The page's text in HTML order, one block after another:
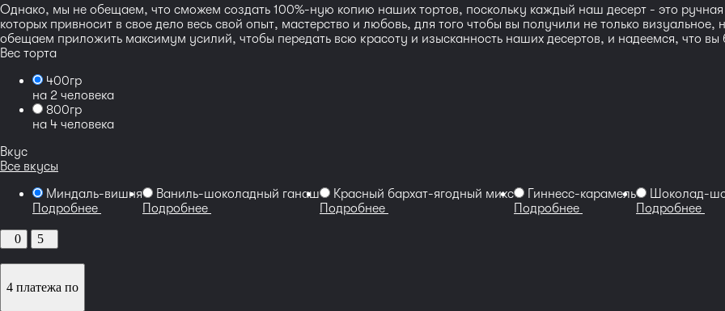
Однако, мы не обещаем, что сможем создать 100%-ную копию наших тортов, поскольку каждый наш десерт - это
которых привносит в свое дело весь свой опыт, мастерство и любовь, для того чтобы вы получили не только
обещаем приложить максимум усилий, чтобы передать всю красоту и изысканность наших десертов, и надеемся, что вы
Вес торта
400гр
на 2 человека
800гр
на 4 человека
Вкус
Все вкусы
Миндаль-вишня
Подробнее
Ваниль-шоколадный ганаш
Подробнее
Красный бархат-ягодный микс
Подробнее
Гиннесс-карамель
Подробнее
Шоколад-
Подробнее
0 5
4 платежа по